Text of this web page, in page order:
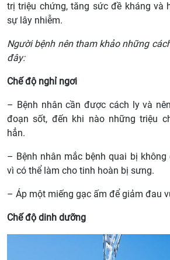
trị triệu chứng, tăng sức đề kháng và
sự lây nhiễm.
Người bệnh nên tham khảo những
đây:
Chế độ nghỉ ngơi
– Bệnh nhân cần được cách ly và
đoạn sốt, đến khi nào những triệu
hẳn.
– Bệnh nhân mắc bệnh quai bị
vì có thể làm cho tinh hoàn bị sưng.
– Áp một miếng gạc ấm để giảm đau
Chế độ dinh dưỡng